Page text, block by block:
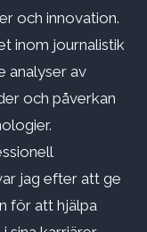
och innovation.
inom journalistik
analyser av
och påverkan
jag efter att ge
för att hjälpa